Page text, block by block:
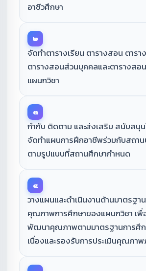
อาชีวศึกษา
๒
จัดทำตารางเรียน ตารางสอน ตาร
ตารางสอนส่วนบุคคลและตารางสอ
แผนกวิชา
๓
กำกับ ติดตาม และส่งเสริม สนับสนุ
จัดทำแผนการฝึกอาชีพร่วมกับสถาน
ตามรูปแบบที่สถานศึกษากำหนด
๔
วางแผนและดำเนินงานด้านมาตรฐา
คุณภาพการศึกษาของแผนกวิชา เพื่
พัฒนาคุณภาพตามมาตรฐานการศึ
เนื่องและรองรับการประเมินคุณภา